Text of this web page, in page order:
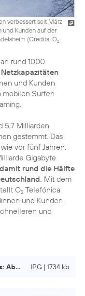
verbessert seit März
und Kunden auf der
(Credits: O2
rund 1000
und Kunden
mobilen Surfen
5,7 Milliarden
gestemmt. Das
vor fünf Jahren,
Gigabyte
rund die Hälfte
Mit dem
O2 Telefónica
und Kunden
und
Netzausbau Passau (Credits: Abel Mobilfunk) JPG | 1734 kb